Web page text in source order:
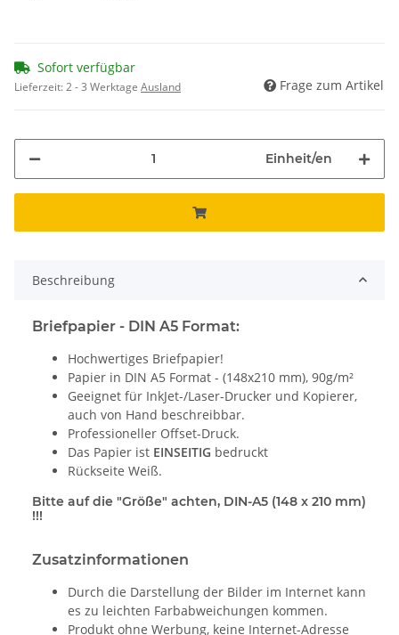
Sofort verfügbar
Lieferzeit:2 - 3 Werktage Ausland Frage zum Artikel
Einheit/en
Beschreibung
Briefpapier - DIN A5 Format:
Hochwertiges Briefpapier!
Papier in DIN A5 Format - (148x210 mm), 90g/m²
Geeignet für InkJet-/Laser-Drucker und Kopierer,
auch von Hand beschreibbar.
Professioneller Offset-Druck.
Das Papier ist EINSEITIG bedruckt
Rückseite Weiß.
Bitte auf die "Größe" achten, DIN-A5 (148 x 210 mm)
!!!
Zusatzinformationen
Durch die Darstellung der Bilder im Internet kann
es zu leichten Farbabweichungen kommen.
Produkt ohne Werbung, keine Internet-Adresse